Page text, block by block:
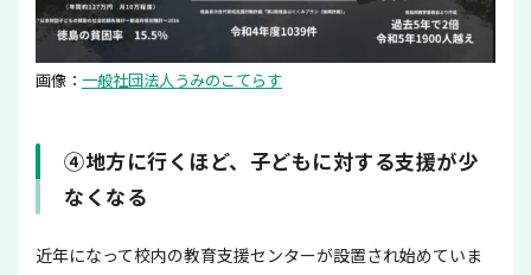
画像： 一般社団法人うみのこてらす
④地方に行くほど、子どもに対する支援が少
なくなる
近年になって校内の教育支援センターが設置され始めていま